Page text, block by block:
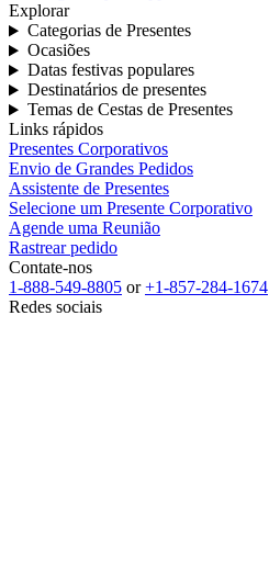
Explorar
Categorias de Presentes
Ocasiões
Datas festivas populares
Destinatários de presentes
Temas de Cestas de Presentes
Links rápidos
Presentes Corporativos
Envio de Grandes Pedidos
Assistente de Presentes
Selecione um Presente Corporativo
Agende uma Reunião
Rastrear pedido
Contate-nos
1-888-549-8805 or+1-857-284-1674
Redes sociais